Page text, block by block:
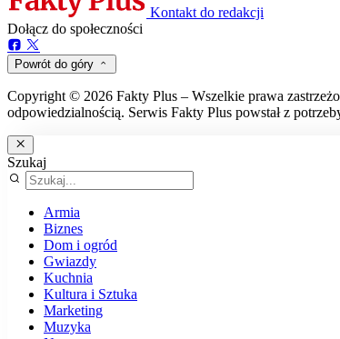
Kontakt do redakcji
Dołącz do społeczności
Powrót do góry
Copyright © 2026 Fakty Plus – Wszelkie prawa
odpowiedzialnością. Serwis Fakty Plus powstał z
Szukaj
Armia
Biznes
Dom i ogród
Gwiazdy
Kuchnia
Kultura i Sztuka
Marketing
Muzyka